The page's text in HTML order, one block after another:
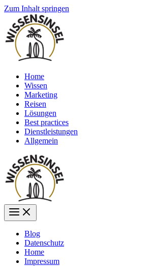
Zum Inhalt springen
Home
Wissen
Marketing
Reisen
Lösungen
Best practices
Dienstleistungen
Allgemein
Blog
Datenschutz
Home
Impressum